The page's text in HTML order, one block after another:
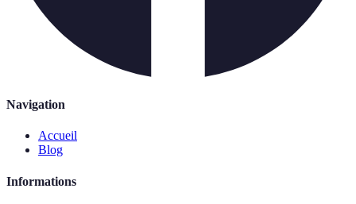
Navigation
Accueil
Blog
Informations